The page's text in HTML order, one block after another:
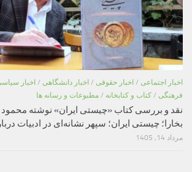
اخبار اجتماعی / اخبار حقوقی / اخبار دانشگاهی / اخبار
فرهنگی / کتاب و کتابخانه / مطبوعات و رسانه ها
نقد و بررسی کتاب «چیستی ایران» نوشته
بخارا؛ چیستی ایران؛ سپهر نشانه‌ای در ادبیات
مرداد 14, 1405